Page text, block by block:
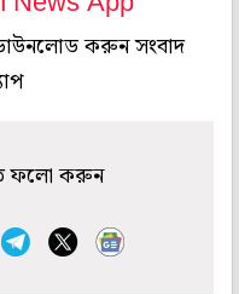
করুন সংবাদ
ফলো করুন